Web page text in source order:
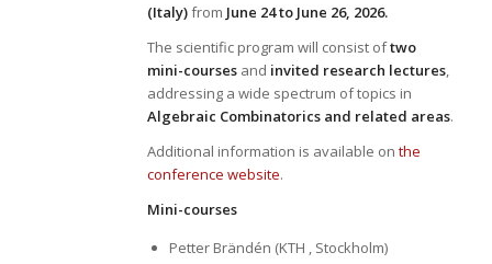
(Italy)from June 24 to June 26, 2026.
The scientific program will consist oftwo
mini-coursesand invited research lectures,
addressing a wide spectrum of topics in
Algebraic Combinatorics and related areas.
Additional information is available on the
conference website.
Mini-courses
Petter Brändén (KTH , Stockholm)